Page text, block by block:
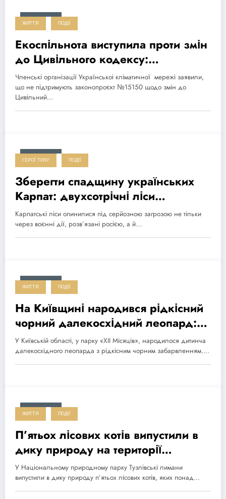
2026-05-01
ЖИТТЯ ПОДІЇ
Екоспільнота виступила проти змін
до Цивільного кодексу:
попереджають про ризики
приватизації публічних земель
Членські організації Українськоі кліматичної мережі заявили,
що не підтримують законопроєкт №15150 щодо змін до
Цивільний…
2026-03-27
ГЕРОЇ ТИЛУ ПОДІЇ
Зберегти спадщину українських
Карпат: двухсотрічні ліси
зникають, а вирубки маскують
розвитком «зеленої» енергетики
Карпатські ліси опинилися під серйозною загрозою не тільки
через воєнні дії, розв’язані росією, а й…
2026-03-26
ЖИТТЯ ПОДІЇ
На Київщині народився рідкісний
чорний далекосхідний леопард:
унікальне поповнення
У Київській області, у парку «XII Місяців», народилося дитинча
далекосхідного леопарда з рідкісним чорним забарвленням.…
2026-03-15
ЖИТТЯ ПОДІЇ
П’ятьох лісових котів випустили в
дику природу на території
нацпарку “Тузлівські лимани”
У Національному природному парку Тузлівські лимани
випустили в дику природу п’ятьох лісових котів, яких понад…